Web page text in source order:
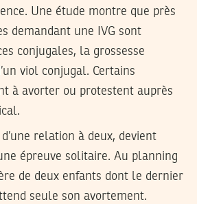
Une étude montre que près
demandant une IVG sont
conjugales, la grossesse
viol conjugal. Certains
à avorter ou protestent auprès
relation à deux, devient
épreuve solitaire. Au planning
de deux enfants dont le dernier
seule son avortement.